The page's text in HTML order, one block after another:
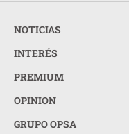
NOTICIAS
INTERÉS
PREMIUM
OPINION
GRUPO OPSA